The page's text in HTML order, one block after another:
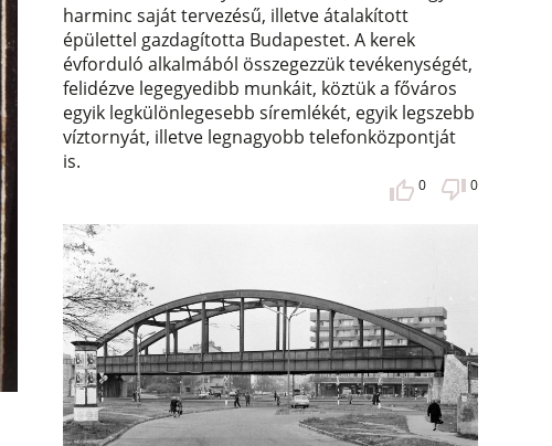
harminc saját tervezésű, illetve átalakított
épülettel gazdagította Budapestet. A kerek
évforduló alkalmából összegezzük tevékenységét,
felidézve legegyedibb munkáit, köztük a főváros
egyik legkülönlegesebb síremlékét, egyik legszebb
víztornyát, illetve legnagyobb telefonközpontját
is.
0 0